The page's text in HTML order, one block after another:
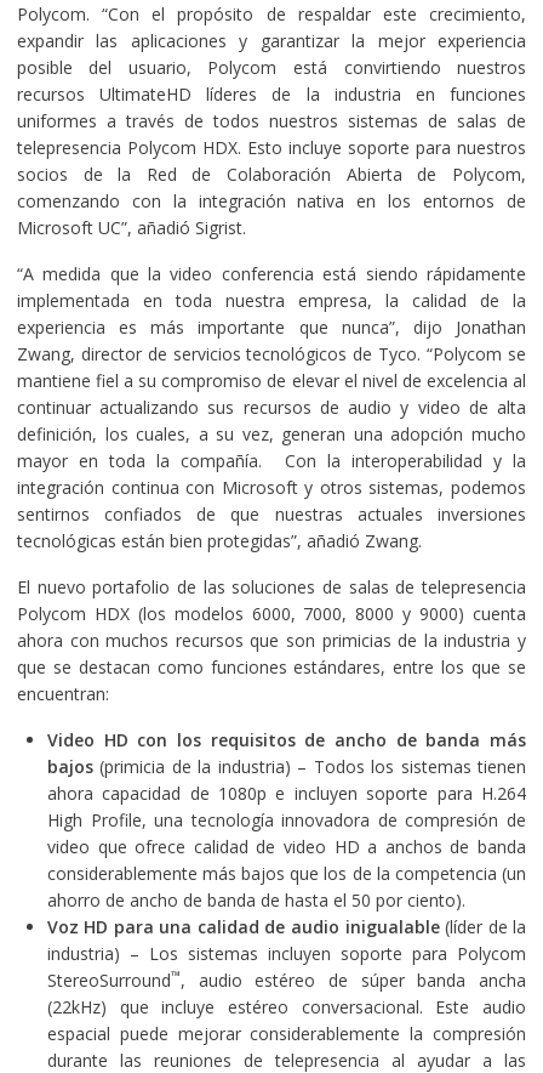
Polycom. “Con el propósito de respaldar este crecimiento,
expandir las aplicaciones y garantizar la mejor experiencia
posible del usuario, Polycom está convirtiendo nuestros
recursos UltimateHD líderes de la industria en funciones
uniformes a través de todos nuestros sistemas de salas de
telepresencia Polycom HDX. Esto incluye soporte para nuestros
socios de la Red de Colaboración Abierta de Polycom,
comenzando con la integración nativa en los entornos de
Microsoft UC”, añadió Sigrist.
“A medida que la video conferencia está siendo rápidamente
implementada en toda nuestra empresa, la calidad de la
experiencia es más importante que nunca”, dijo Jonathan
Zwang, director de servicios tecnológicos de Tyco. “Polycom se
mantiene fiel a su compromiso de elevar el nivel de excelencia al
continuar actualizando sus recursos de audio y video de alta
definición, los cuales, a su vez, generan una adopción mucho
mayor en toda la compañía. Con la interoperabilidad y la
integración continua con Microsoft y otros sistemas, podemos
sentirnos confiados de que nuestras actuales inversiones
tecnológicas están bien protegidas”, añadió Zwang.
El nuevo portafolio de las soluciones de salas de telepresencia
Polycom HDX (los modelos 6000, 7000, 8000 y 9000) cuenta
ahora con muchos recursos que son primicias de la industria y
que se destacan como funciones estándares, entre los que se
encuentran:
Video HD con los requisitos de ancho de banda más
bajos(primicia de la industria) – Todos los sistemas tienen
ahora capacidad de 1080p e incluyen soporte para H.264
High Profile, una tecnología innovadora de compresión de
video que ofrece calidad de video HD a anchos de banda
considerablemente más bajos que los de la competencia (un
ahorro de ancho de banda de hasta el 50 por ciento).
Voz HD para una calidad de audio inigualable(líder de la
industria) – Los sistemas incluyen soporte para Polycom
StereoSurround™, audio estéreo de súper banda ancha
(22kHz) que incluye estéreo conversacional. Este audio
espacial puede mejorar considerablemente la compresión
durante las reuniones de telepresencia al ayudar a las